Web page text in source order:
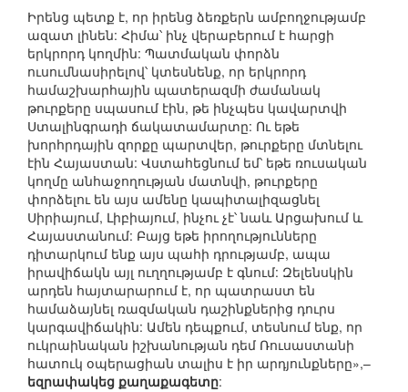
Իրենց պետք է, որ իրենց ձեռքերն ամբողջությամբ
ազատ լինեն: Հիմա՝ ինչ վերաբերում է հարցի
երկրորդ կողմին: Պատմական փորձն
ուսումնասիրելով՝ կտեսնենք, որ երկրորդ
համաշխարհային պատերազմի ժամանակ
թուրքերը սպասում էին, թե ինչպես կավարտվի
Ստալինգրադի ճակատամարտը: Ու եթե
խորհրդային զորքը պարտվեր, թուրքերը մտնելու
էին Հայաստան: Վստահեցնում եմ՝ եթե ռուսական
կողմը անհաջողության մատնվի, թուրքերը
փորձելու են այս ամենը կապիտալիզացնել
Սիրիայում, Լիբիայում, ինչու չէ՝ նաև Արցախում և
Հայաստանում: Բայց եթե իրողությունները
դիտարկում ենք այս պահի դրությամբ, ապա
իրավիճակն այլ ուղղությամբ է գնում: Զելենսկին
արդեն հայտարարում է, որ պատրաստ են
համաձայնել ռազմական դաշինքներից դուրս
կարգավիճակին: Ամեն դեպքում, տեսնում ենք, որ
ուկրաինական իշխանության դեմ Ռուսաստանի
հատուկ օպերացիան տալիս է իր արդյունքները»,–
եզրափակեց քաղաքագետը: